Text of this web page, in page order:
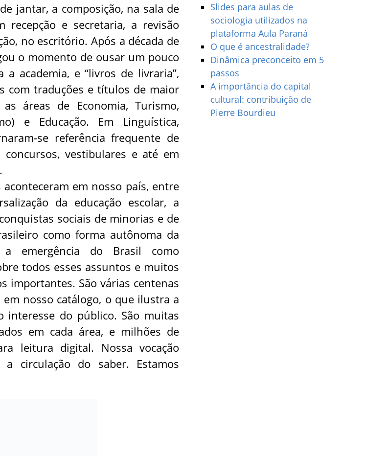
jantar, a composição, na sala de
recepção e secretaria, a revisão
no escritório. Após a década de
o momento de ousar um pouco
a academia, e “livros de livraria”,
com traduções e títulos de maior
áreas de Economia, Turismo,
e Educação. Em Linguística,
se referência frequente de
concursos, vestibulares e até em
em nosso país, entre
da educação escolar, a
sociais de minorias e de
como forma autônoma da
emergência do Brasil como
todos esses assuntos e muitos
importantes. São várias centenas
nosso catálogo, o que ilustra a
interesse do público. São muitas
em cada área, e milhões de
leitura digital. Nossa vocação
circulação do saber. Estamos
Slides para aulas de
sociologia utilizados na
plataforma Aula Paraná
O que é ancestralidade?
Dinâmica preconceito em 5
passos
A importância do capital
cultural: contribuição de
Pierre Bourdieu